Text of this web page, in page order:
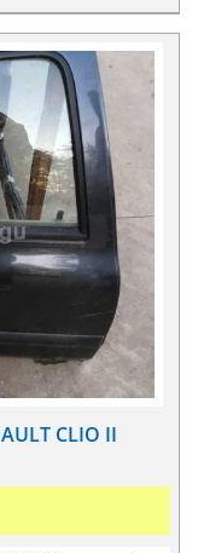
CLIO II